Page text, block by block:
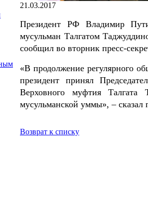
21.03.2017
Президент РФ Владимир
мусульман Талгатом
сообщил во вторник пресс-
«В продолжение регулярного
президент принял
Верховного муфтия Талгата
мусульманской уммы», – сказал
Возврат к списку